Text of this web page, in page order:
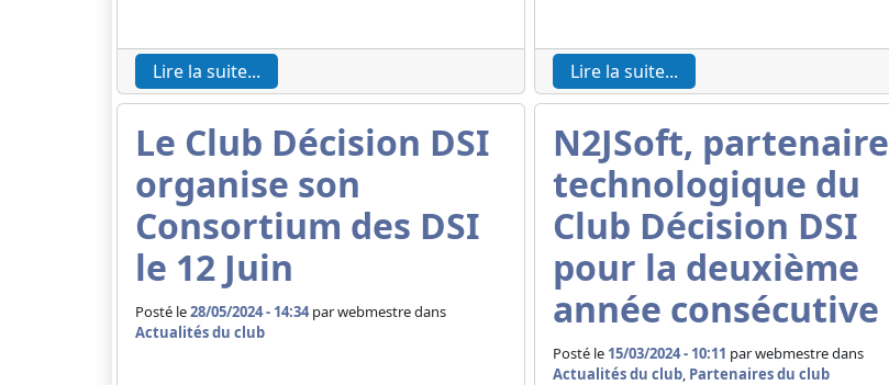
Lire la suite... Lire la suite...
Le Club Décision DSI
organise son
Consortium des DSI
le 12 Juin
Posté le28/05/2024 - 14:34 parwebmestre dans
Actualités du club
N2JSoft, partenaire
technologique du
Club Décision DSI
pour la deuxième
année consécutive
Posté le 15/03/2024 - 10:11 parwebmestre dans
Actualités du club, Partenaires du club